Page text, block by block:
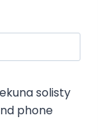
solisty
phone